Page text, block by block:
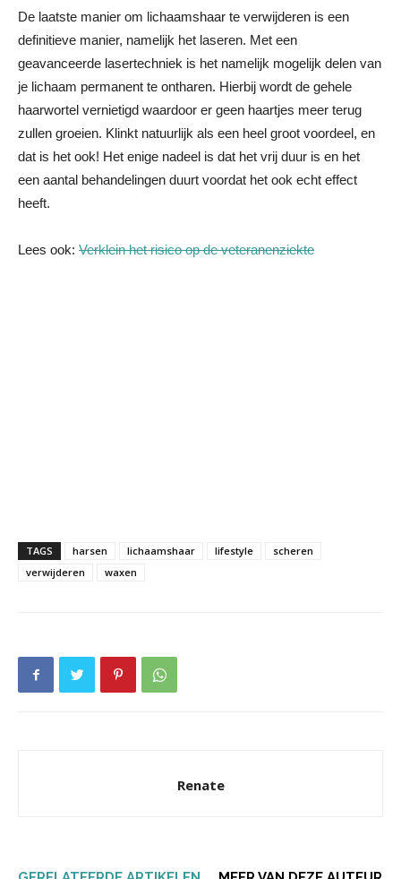
De laatste manier om lichaamshaar te verwijderen is een
definitieve manier, namelijk het laseren. Met een
geavanceerde lasertechniek is het namelijk mogelijk delen van
je lichaam permanent te ontharen. Hierbij wordt de gehele
haarwortel vernietigd waardoor er geen haartjes meer terug
zullen groeien. Klinkt natuurlijk als een heel groot voordeel, en
dat is het ook! Het enige nadeel is dat het vrij duur is en het
een aantal behandelingen duurt voordat het ook echt effect
heeft.
Lees ook: Verklein het risico op de veteranenziekte
TAGS harsen lichaamshaar lifestyle
scheren
verwijderen
waxen
Renate